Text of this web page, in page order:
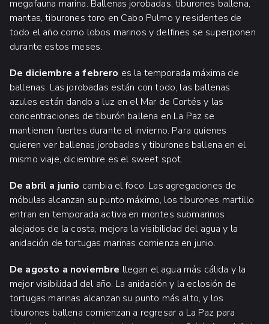
megafauna marina. Ballenas jorobadas, tiburones ballena,
mantas, tiburones toro en Cabo Pulmo y residentes de
todo el año como lobos marinos y delfines se superponen
durante estos meses.
De diciembre a febrero es la temporada máxima de
ballenas. Las jorobadas están con todo, las ballenas
azules están dando a luz en el Mar de Cortés y las
concentraciones de tiburón ballena en La Paz se
mantienen fuertes durante el invierno. Para quienes
quieren ver ballenas jorobadas y tiburones ballena en el
mismo viaje, diciembre es el sweet spot.
De abril a junio cambia el foco. Las agregaciones de
móbulas alcanzan su punto máximo, los tiburones martillo
entran en temporada activa en montes submarinos
alejados de la costa, mejora la visibilidad del agua y la
anidación de tortugas marinas comienza en junio.
De agosto a noviembre llegan el agua más cálida y la
mejor visibilidad del año. La anidación y la eclosión de
tortugas marinas alcanzan su punto más alto, y los
tiburones ballena comienzan a regresar a La Paz para